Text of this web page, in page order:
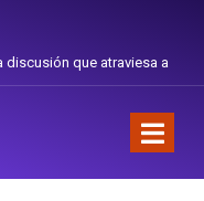
que atraviesa a